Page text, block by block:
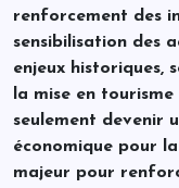
renforcement des
sensibilisation des
enjeux historiques,
la mise en
seulement devenir
économique pour
majeur pour